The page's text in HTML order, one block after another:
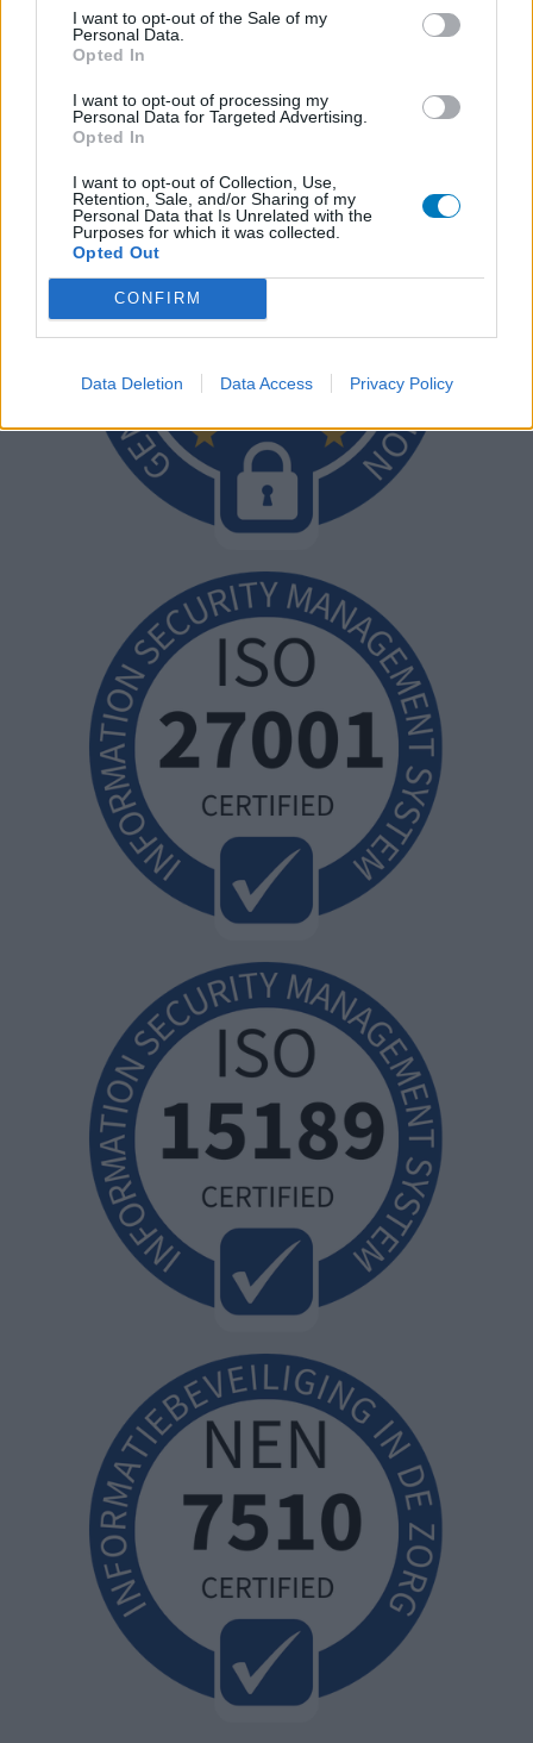
I want to opt-out of the Sale of my
Personal Data.
Opted In
I want to opt-out of processing my
Personal Data for Targeted Advertising.
Opted In
I want to opt-out of Collection, Use,
Retention, Sale, and/or Sharing of my
Personal Data that Is Unrelated with the
Purposes for which it was collected.
Opted Out
CONFIRM
Data Deletion Data Access Privacy Policy
aux utilisateurs et pas celle du propriétaire de ce site web.
N’oubliez-pas que les expériences peuvent varier selon les
individus et que pour tout avis médical, il faut toujours prendre
contact avec votre médecin ou votre pharmacien.